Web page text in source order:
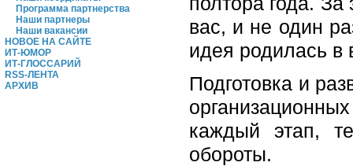
Программа партнерства
Наши партнеры
Наши вакансии
НОВОЕ НА САЙТЕ
ИТ-ЮМОР
ИТ-ГЛОССАРИЙ
RSS-ЛЕНТА
АРХИВ
вас, и не один
идея родилась в
Подготовка и
каждый этап,
обороты.